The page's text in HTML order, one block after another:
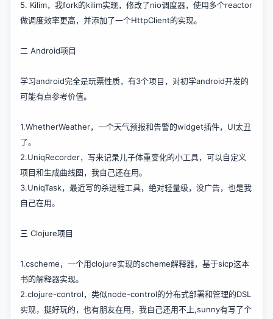
5. Kilim，我fork的kilim实现，修改了nio调度器，使用多个reactor
做调度效率更高，并添加了一个HttpClient的实现。
二 Android项目
学习android完全是玩票性质，有3个项目，对初学android开发的
可能有点参考价值。
1.WhetherWeather，一个天气预报和告警的widget插件，UI太丑
了。
2.UniqRecorder，写来记录儿子体重变化的小工具，可以自定义
项目和生成曲线图，我自己还在用。
3.UniqTask，最近写的杀进程工具，绝对轻量级，没广告，也是我
自己在用。
三 Clojure项目
1.cscheme，一个用clojure实现的scheme解释器，基于sicp这本
书的解释器实现。
2.clojure-control，类似node-control的分布式部署和管理的DSL
实现，挺好玩的，也有朋友在用，我自己还用不上,sunny有写了个